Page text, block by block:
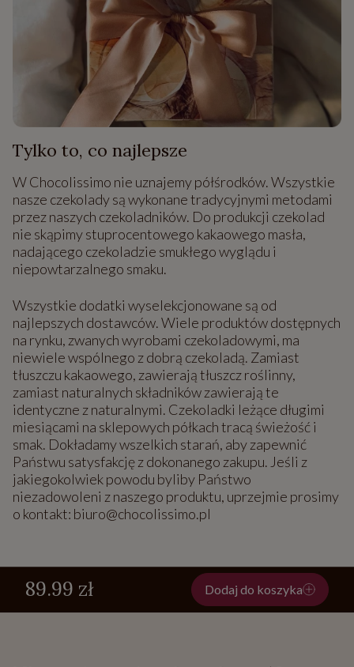
Tylko to, co najlepsze
W Chocolissimo nie uznajemy półśrodków. Wszystkie
nasze czekolady są wykonane tradycyjnymi metodami
przez naszych czekoladników. Do produkcji czekolad
nie skąpimy stuprocentowego kakaowego masła,
nadającego czekoladzie smukłego wyglądu i
niepowtarzalnego smaku.
Wszystkie dodatki wyselekcjonowane są od
najlepszych dostawców. Wiele produktów dostępnych
na rynku, zwanych wyrobami czekoladowymi, ma
niewiele wspólnego z dobrą czekoladą. Zamiast
tłuszczu kakaowego, zawierają tłuszcz roślinny,
zamiast naturalnych składników zawierają te
identyczne z naturalnymi. Czekoladki leżące długimi
miesiącami na sklepowych półkach tracą świeżość i
smak. Dokładamy wszelkich starań, aby zapewnić
Państwu satysfakcję z dokonanego zakupu. Jeśli z
jakiegokolwiek powodu byliby Państwo
niezadowoleni z naszego produktu, uprzejmie prosimy
o kontakt: biuro@chocolissimo.pl
89.99 zł Dodaj do koszyka